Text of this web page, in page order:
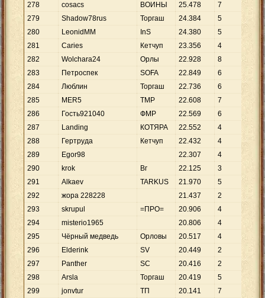
278
cosacs ВОИНЫ 25.478 7
279
Shadow78rus Торгаш 24.384 5
280
LeonidMM InS 24.380 5
281
Caries Кетчуп 23.356 4
282
Wolchara24 Орлы 22.928 8
283
Петроспек SOFA 22.849 6
284
Люблин Торгаш 22.736 6
285
MER5 TMP 22.608 7
286
Гость921040 ФМР 22.569 6
287
Landing КОТЯРА 22.552 4
288
Гертруда Кетчуп 22.432 4
289
Egor98 22.307 4
290
krok Вг 22.125 3
291
Alkaev TARKUS 21.970 5
292
жора 228228 21.437 2 .
293
skrupul =ПРО= 20.906 4
294
misterio1965 20.806 4
295
Чёрный медведь Орловы 20.517 4
296
Elderink SV 20.449 2
297
Panther SC 20.416 2 10.
298
Arsla Торгаш 20.419 5
299
jonvtur ТП 20.141 7